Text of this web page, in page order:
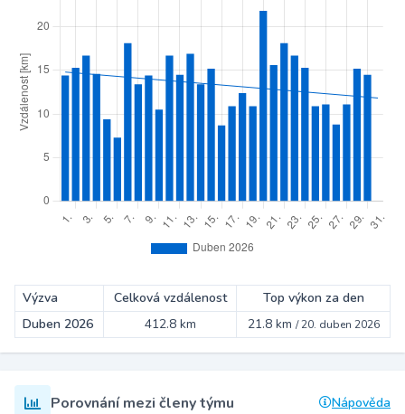
Výzva Celková vzdálenost
Top výkon za den
Duben 2026
412.8 km 21.8 km /20. duben 2026
Porovnání mezi členy týmu Nápověda